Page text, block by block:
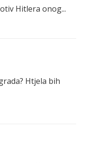
Hitlera onog...
Htjela bih